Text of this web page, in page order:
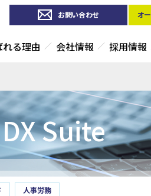
お問い合わせ オ
る理由 会社情報 採用情報
Suite
人事労務